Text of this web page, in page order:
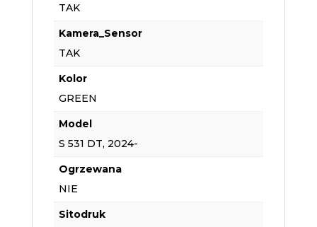
TAK
Kamera_Sensor
TAK
Kolor
GREEN
Model
S 531 DT, 2024-
Ogrzewana
NIE
Sitodruk